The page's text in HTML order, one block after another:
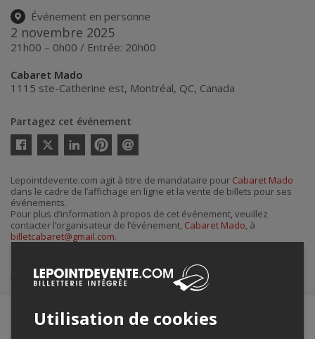
Événement en personne
2 novembre 2025
21h00 – 0h00 / Entrée: 20h00
Cabaret Mado
1115 ste-Catherine est, Montréal, QC, Canada
Partagez cet événement
Twitter
courriel
Lepointdevente.com agit à titre de mandataire pour Cabaret Mado
dans le cadre de l’affichage en ligne et la vente de billets pour ses
événements.
Pour plus d’information à propos de cet événement, veuillez
contacter l’organisateur de l’événement, Cabaret Mado, à
billetcabaret@gmail.com.
Achat de billets
Utilisation de cookies